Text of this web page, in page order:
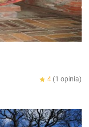
4 (1 opinia)